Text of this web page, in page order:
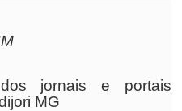
jornais e portais
MG